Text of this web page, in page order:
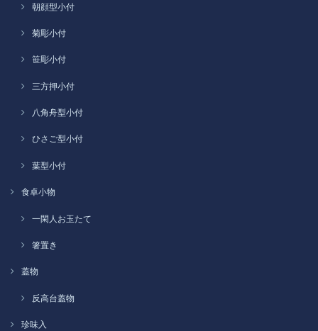
朝顔型小付
菊彫小付
笹彫小付
三方押小付
八角舟型小付
ひさご型小付
葉型小付
食卓小物
一閑人お玉たて
箸置き
蓋物
反高台蓋物
珍味入